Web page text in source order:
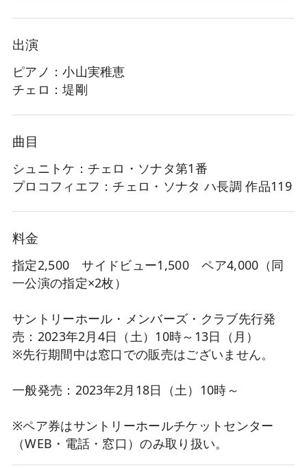
出演
ピアノ：小山実稚恵
チェロ：堤剛
曲目
シュニトケ：チェロ・ソナタ第1番
プロコフィエフ：チェロ・ソナタ ハ長調 作品119
料金
指定2,500 サイドビュー1,500 ペア4,000（同
一公演の指定×2枚）
サントリーホール・メンバーズ・クラブ先行発
売：2023年2月4日（土）10時～13日（月）
※先行期間中は窓口での販売はございません。
一般発売：2023年2月18日（土）10時～
※ペア券はサントリーホールチケットセンター
（WEB・電話・窓口）のみ取り扱い。